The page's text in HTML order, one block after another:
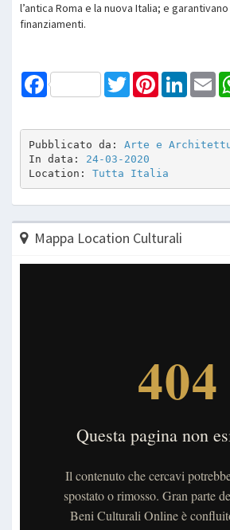
l’antica Roma e la nuova Italia; e
finanziamenti.
Facebook TwitterPinterestLinkedIn
Pubblicato da: Arte e
In data: 24-03-2020
Location: Tutta Italia
Mappa Location Culturali